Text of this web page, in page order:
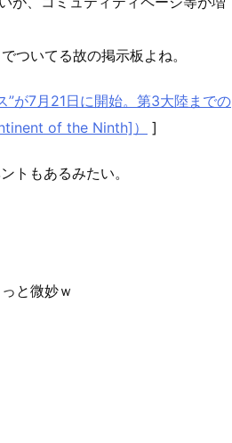
ついてる故の掲示板よね。
が7月21日に開始。第3大陸までの
of the Ninth]）
]
トもあるみたい。
と微妙ｗ